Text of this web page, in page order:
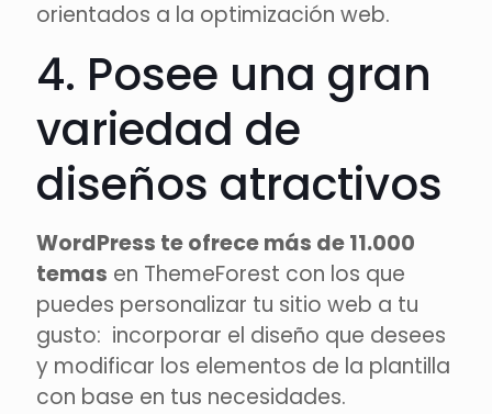
orientados a la optimización web.
4. Posee una gran
variedad de
diseños atractivos
WordPress te ofrece más de 11.000
temas en ThemeForest con los que
puedes personalizar tu sitio web a tu
gusto: incorporar el diseño que desees
y modificar los elementos de la plantilla
con base en tus necesidades.